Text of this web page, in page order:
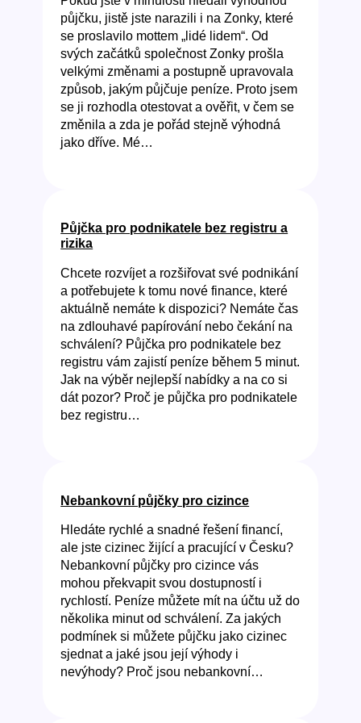
půjčku, jistě jste narazili i na Zonky, které
se proslavilo mottem „lidé lidem“. Od
svých začátků společnost Zonky prošla
velkými změnami a postupně upravovala
způsob, jakým půjčuje peníze. Proto jsem
se ji rozhodla otestovat a ověřit, v čem se
změnila a zda je pořád stejně výhodná
jako dříve. Mé…
Půjčka pro podnikatele bez registru a
rizika
Chcete rozvíjet a rozšiřovat své podnikání
a potřebujete k tomu nové finance, které
aktuálně nemáte k dispozici? Nemáte čas
na zdlouhavé papírování nebo čekání na
schválení? Půjčka pro podnikatele bez
registru vám zajistí peníze během 5 minut.
Jak na výběr nejlepší nabídky a na co si
dát pozor? Proč je půjčka pro podnikatele
bez registru…
Nebankovní půjčky pro cizince
Hledáte rychlé a snadné řešení financí,
ale jste cizinec žijící a pracující v Česku?
Nebankovní půjčky pro cizince vás
mohou překvapit svou dostupností i
rychlostí. Peníze můžete mít na účtu už do
několika minut od schválení. Za jakých
podmínek si můžete půjčku jako cizinec
sjednat a jaké jsou její výhody i
nevýhody? Proč jsou nebankovní…